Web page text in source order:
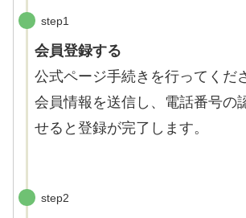
step1
会員登録する
公式ページ手続きを行ってくだ
会員情報を送信し、電話番号の
せると登録が完了します。
step2